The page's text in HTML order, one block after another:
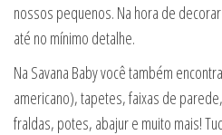
nossos pequenos. Na hora de
até no mínimo detalhe.
Na Savana Baby você também
americano), tapetes, faixas de
fraldas, potes, abajur e muito mais!